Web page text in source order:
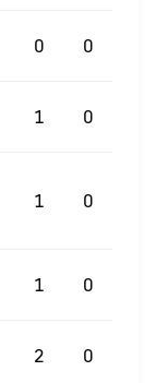
0 0
1 0
1 0
1 0
2 0